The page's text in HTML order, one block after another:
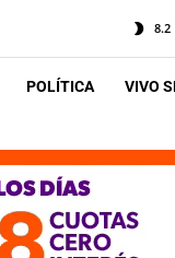
8.2
POLÍTICA VIVO